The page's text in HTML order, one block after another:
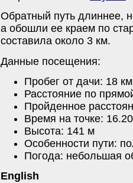
Обратный путь длиннее,
а обошли ее краем по
составила около 3 км.
Данные посещения:
Пробег от дачи: 18 км
Расстояние по
Пройденное
Время на точке: 16.20
Высота: 141 м
Особенности пути:
Погода: небольшая
English